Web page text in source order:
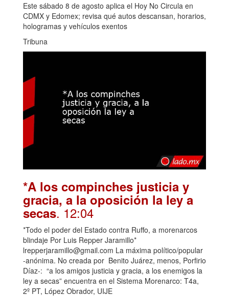
Este sábado 8 de agosto aplica el Hoy No Circula en
CDMX y Edomex; revisa qué autos descansan, horarios,
hologramas y vehículos exentos
Tribuna
*A los compinches justicia y
gracia, a la oposición la ley a
secas. 12:04
*Todo el poder del Estado contra Ruffo, a morenarcos
blindaje Por Luis Repper Jaramillo*
lrepperjaramillo@gmail.com La máxima político/popular
-anónima. No creada por Benito Juárez, menos, Porfirio
Díaz-: “a los amigos justicia y gracia, a los enemigos la
ley a secas” encuentra en el Sistema Morenarco: T4a,
2º PT, López Obrador, UIJE